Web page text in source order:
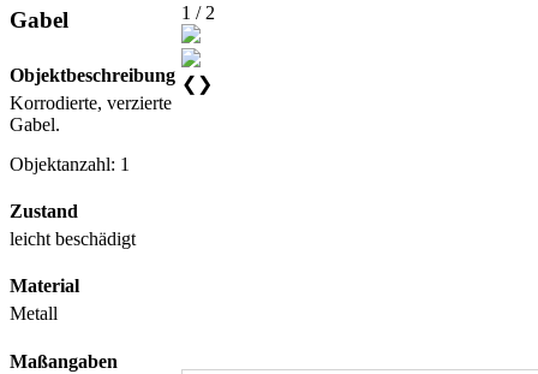
Gabel
Objektbeschreibung
Korrodierte, verzierte
Gabel.
Objektanzahl: 1
Zustand
leicht beschädigt
Material
Metall
Maßangaben
1 / 2
❮ ❯